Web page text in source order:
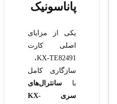
پاناسونیک
یکی از مزایای
اصلی کارت
KX-TE82491،
سازگاری کامل
با سانترال‌های
سری KX-